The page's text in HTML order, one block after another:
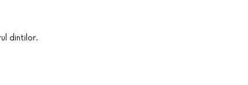
dintilor.